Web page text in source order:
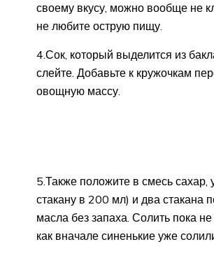
своему вкусу, можно вообще не
не любите острую пищу.
4.Сок, который выделится из
слейте. Добавьте к кружочкам
овощную массу.
5.Также положите в смесь сахар,
стакану в 200 мл) и два стакана
масла без запаха. Солить пока
как вначале синенькие уже